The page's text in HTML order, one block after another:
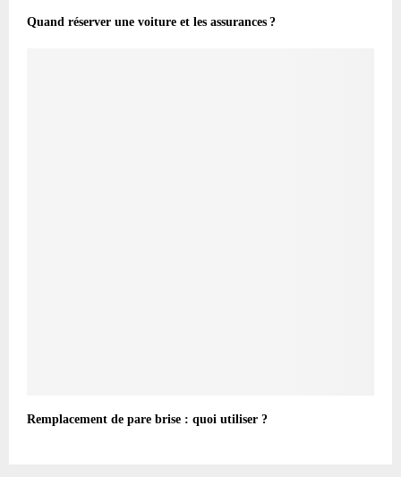
Quand réserver une voiture et les assurances ?
Remplacement de pare brise : quoi utiliser ?